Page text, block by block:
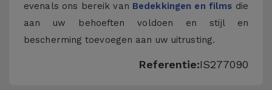
evenals ons bereik van Bedekkingen en films die
aan uw behoeften voldoen en stijl en
bescherming toevoegen aan uw uitrusting.
Referentie:IS277090